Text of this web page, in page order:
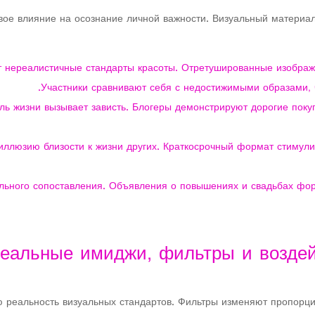
влияние на осознание личной важности. Визуальный
стандарты красоты. Отретушированные
Участники сравнивают себя с недостижимыми образами,
вызывает зависть. Блогеры демонстрируют дорогие
близости к жизни других. Краткосрочный формат
сопоставления. Объявления о повышениях и свадьбах
имиджи, фильтры и
визуальных стандартов. Фильтры изменяют